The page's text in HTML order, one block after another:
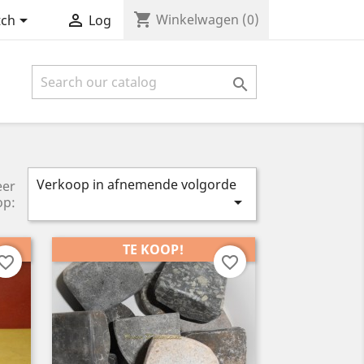
  Log shopping_cart Winkelwagen (0)

Verkoop in afnemende volgorde

TE KOOP!
favorite_border